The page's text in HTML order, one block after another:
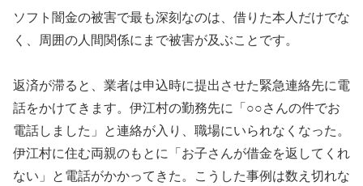
ソフト闇金の被害で最も深刻なのは、借りた本人だけでな
く、周囲の人間関係にまで被害が及ぶことです。
返済が滞ると、業者は申込時に提出させた緊急連絡先に電
話をかけてきます。伊江村の勤務先に「○○さんの件でお
電話しました」と連絡が入り、職場にいられなくなった。
伊江村に住む両親のもとに「お子さんが借金を返してくれ
ない」と電話がかかってきた。こうした事例は数え切れな